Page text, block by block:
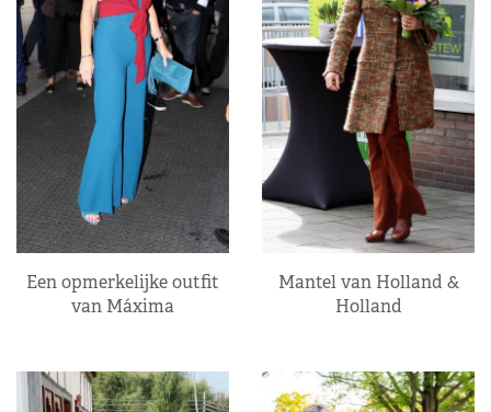
Een opmerkelijke outfit
van Máxima
Mantel van Holland &
Holland